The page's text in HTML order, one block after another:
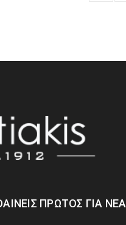
ΠΡΏΤΟΣ ΓΙΑ ΝΈΑ